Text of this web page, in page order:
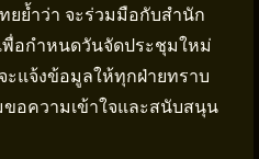
ยย้ำว่า จะร่วมมือกับสำนัก
พื่อกำหนดวันจัดประชุมใหม่
แจ้งข้อมูลให้ทุกฝ่ายทราบ
อความเข้าใจและสนับสนุน